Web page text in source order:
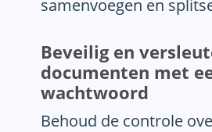
samenvoegen en
Beveilig en
documenten met
wachtwoord
Behoud de controle